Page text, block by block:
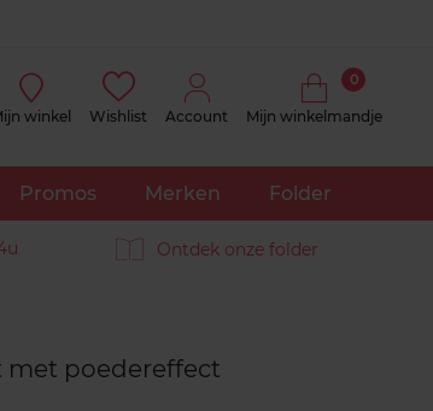
winkel Wishlist Account Mijn winkelmandje
0
Promos Merken Folder
Ontdek onze folder
met poedereffect